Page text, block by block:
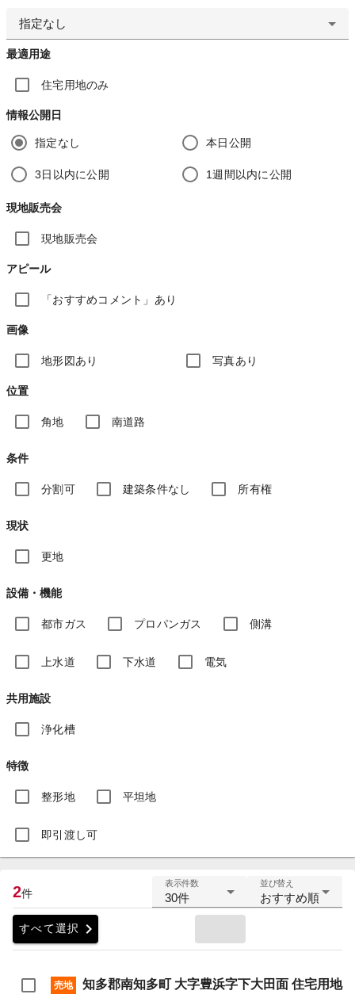
指定なし
最適用途
住宅用地のみ
情報公開日
指定なし 本日公開
3日以内に公開 1週間以内に公開
現地販売会
現地販売会
アピール
「おすすめコメント」あり
画像
地形図あり 写真あり
位置
角地 南道路
条件
分割可 建築条件なし 所有権
現状
更地
設備・機能
都市ガス プロパンガス 側溝
上水道 下水道 電気
共用施設
浄化槽
特徴
整形地 平坦地
即引渡し可
2件
表示件数
30件
並び替え
おすすめ順
すべて選択 chevron_right
売地 知多郡南知多町 大字豊浜字下大田面 住宅用地